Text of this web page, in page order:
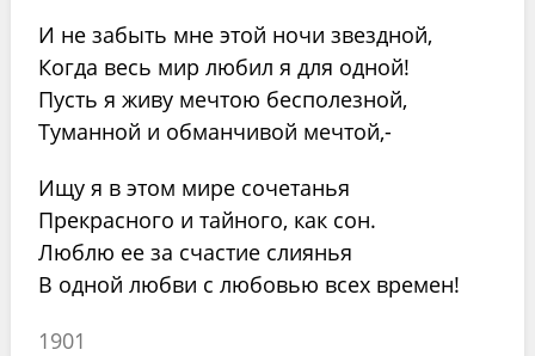
И не забыть мне этой ночи звездной,
Когда весь мир любил я для одной!
Пусть я живу мечтою бесполезной,
Туманной и обманчивой мечтой,-
Ищу я в этом мире сочетанья
Прекрасного и тайного, как сон.
Люблю ее за счастие слиянья
В одной любви с любовью всех времен!
1901